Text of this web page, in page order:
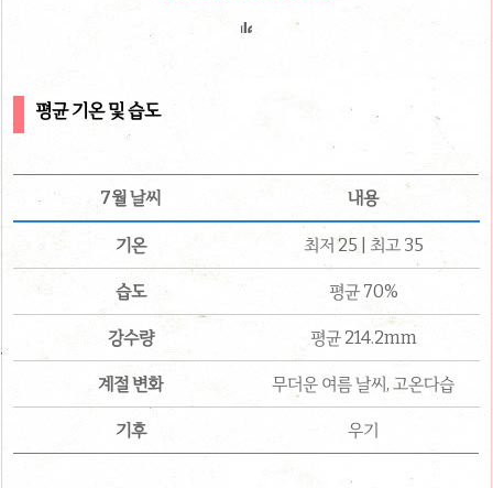
평균 기온 및 습도
7월 날씨 내용
기온 최저 25 | 최고 35
습도 평균 70%
강수량 평균 214.2mm
계절 변화 무더운 여름 날씨, 고온다습
기후 우기